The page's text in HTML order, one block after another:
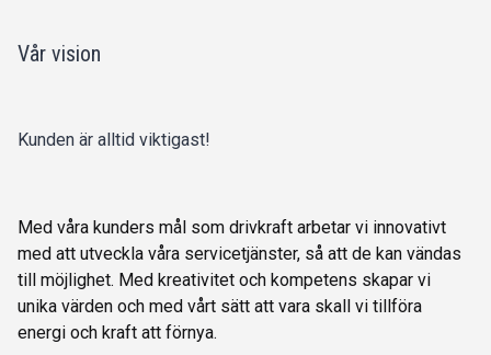
Vår vision
Kunden är alltid viktigast!
Med våra kunders mål som drivkraft arbetar vi innovativt
med att utveckla våra servicetjänster, så att de kan vändas
till möjlighet. Med kreativitet och kompetens skapar vi
unika värden och med vårt sätt att vara skall vi tillföra
energi och kraft att förnya.